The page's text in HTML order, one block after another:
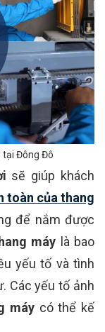
tại Đông Đô
sẽ giúp khách
toàn của thang
để nắm được
máy là bao
yếu tố và tình
Các yếu tố ảnh
máycó thể kế